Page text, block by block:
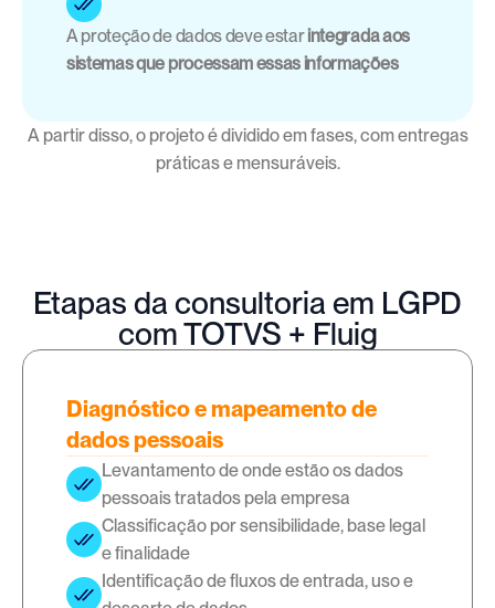
A proteção de dados deve estar integrada aos
sistemas que processam essas informações
A partir disso, o projeto é dividido em fases, com entregas
práticas e mensuráveis.
Etapas da consultoria em LGPD
com TOTVS + Fluig
Diagnóstico e mapeamento de
dados pessoais
Levantamento de onde estão os dados
pessoais tratados pela empresa
Classificação por sensibilidade, base legal
e finalidade
Identificação de fluxos de entrada, uso e